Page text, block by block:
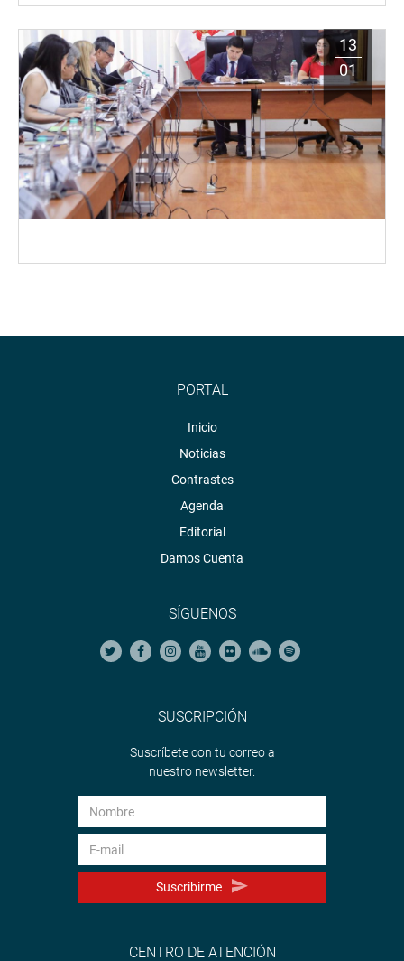
13
01
PORTAL
Inicio
Noticias
Contrastes
Agenda
Editorial
Damos Cuenta
SÍGUENOS
SUSCRIPCIÓN
Suscríbete con tu correo a
nuestro newsletter.
Suscribirme
CENTRO DE ATENCIÓN